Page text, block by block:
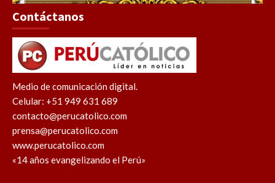
Contáctanos
Medio de comunicación digital.
Celular: +51 949 631 689
contacto@perucatolico.com
prensa@perucatolico.com
www.perucatolico.com
«14 años evangelizando el Perú»